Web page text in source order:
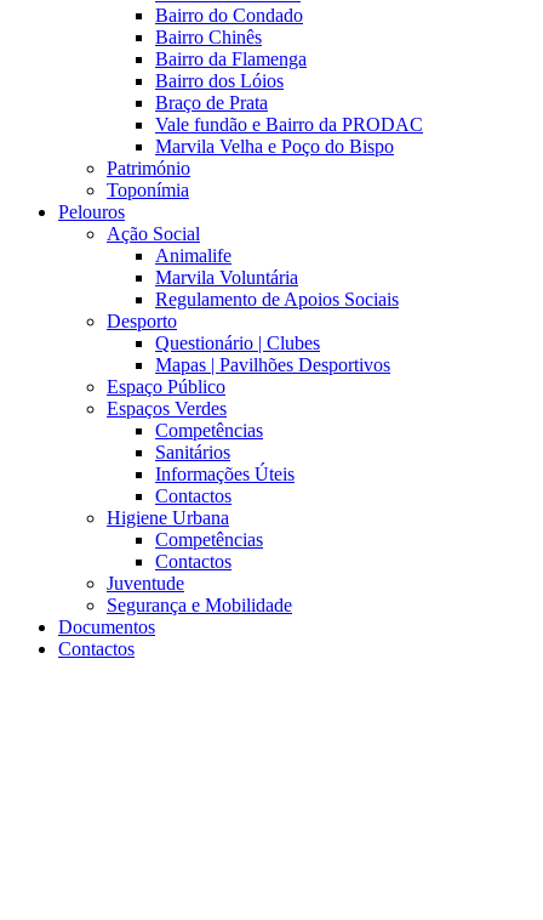
Bairro do Condado
Bairro Chinês
Bairro da Flamenga
Bairro dos Lóios
Braço de Prata
Vale fundão e Bairro da PRODAC
Marvila Velha e Poço do Bispo
Património
Toponímia
Pelouros
Ação Social
Animalife
Marvila Voluntária
Regulamento de Apoios Sociais
Desporto
Questionário | Clubes
Mapas | Pavilhões Desportivos
Espaço Público
Espaços Verdes
Competências
Sanitários
Informações Úteis
Contactos
Higiene Urbana
Competências
Contactos
Juventude
Segurança e Mobilidade
Documentos
Contactos